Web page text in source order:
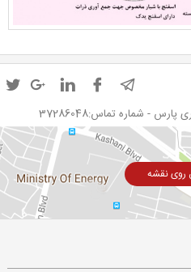
- شماره تماس:37286048
روی نقشه